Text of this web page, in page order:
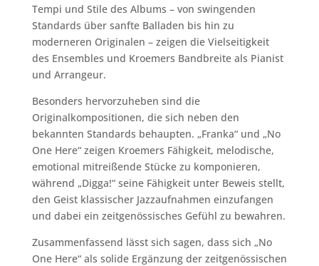
Tempi und Stile des Albums – von swingenden
Standards über sanfte Balladen bis hin zu
moderneren Originalen – zeigen die Vielseitigkeit
des Ensembles und Kroemers Bandbreite als Pianist
und Arrangeur.
Besonders hervorzuheben sind die
Originalkompositionen, die sich neben den
bekannten Standards behaupten. „Franka“ und „No
One Here“ zeigen Kroemers Fähigkeit, melodische,
emotional mitreißende Stücke zu komponieren,
während „Digga!“ seine Fähigkeit unter Beweis stellt,
den Geist klassischer Jazzaufnahmen einzufangen
und dabei ein zeitgenössisches Gefühl zu bewahren.
Zusammenfassend lässt sich sagen, dass sich „No
One Here“ als solide Ergänzung der zeitgenössischen